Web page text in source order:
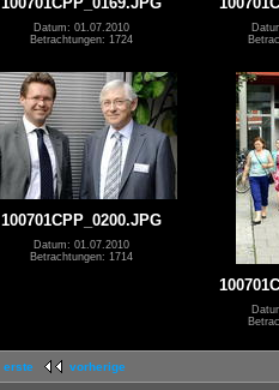
Datum: 01.07.2010
Betrachtungen: 1724
100701CPP_0200.JPG
Datum: 01.07.2010
Betrachtungen: 1714
erste vorherige